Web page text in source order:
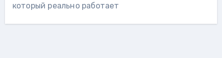
который реально работает